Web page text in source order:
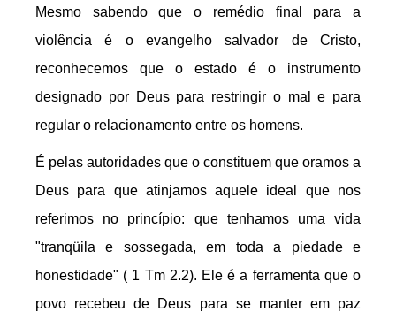
Mesmo sabendo que o remédio final para a
violência é o evangelho salvador de Cristo,
reconhecemos que o estado é o instrumento
designado por Deus para restringir o mal e para
regular o relacionamento entre os homens.
É pelas autoridades que o constituem que oramos a
Deus para que atinjamos aquele ideal que nos
referimos no princípio: que tenhamos uma vida
"tranqüila e sossegada, em toda a piedade e
honestidade" ( 1 Tm 2.2). Ele é a ferramenta que o
povo recebeu de Deus para se manter em paz